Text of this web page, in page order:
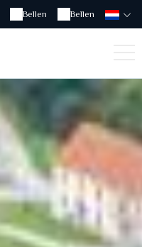
Bellen
Bellen